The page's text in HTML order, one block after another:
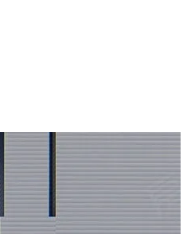
外觀設計語彙獨佔鰲頭之外，